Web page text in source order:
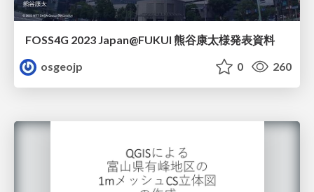
FOSS4G 2023 Japan@FUKUI 熊谷康太様発表資料
osgeojp
0 260